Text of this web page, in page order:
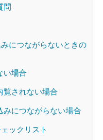
問
につながらないときの
い場合
されない場合
につながらない場合
ックリスト